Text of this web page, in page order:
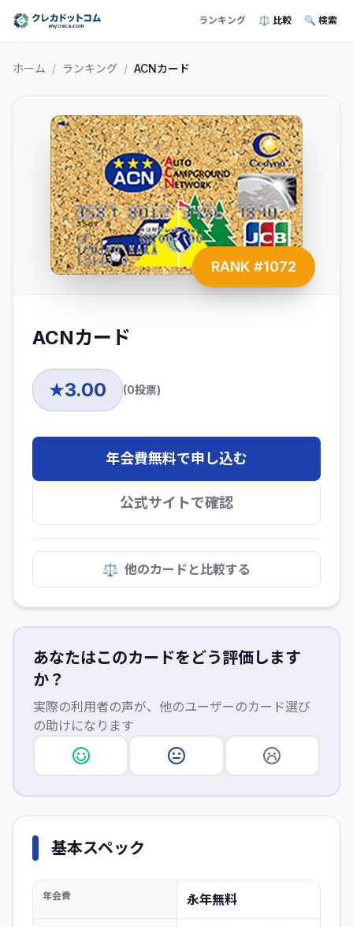
ランキング ⚖️ 比較 🔍 検索
ホーム / ランキング / ACNカード
RANK #1072
ACNカード
★3.00 (0投票)
年会費無料で申し込む
公式サイトで確認
⚖️ 他のカードと比較する
あなたはこのカードをどう評価します
か？
実際の利用者の声が、他のユーザーのカード選び
の助けになります
基本スペック
年会費 永年無料